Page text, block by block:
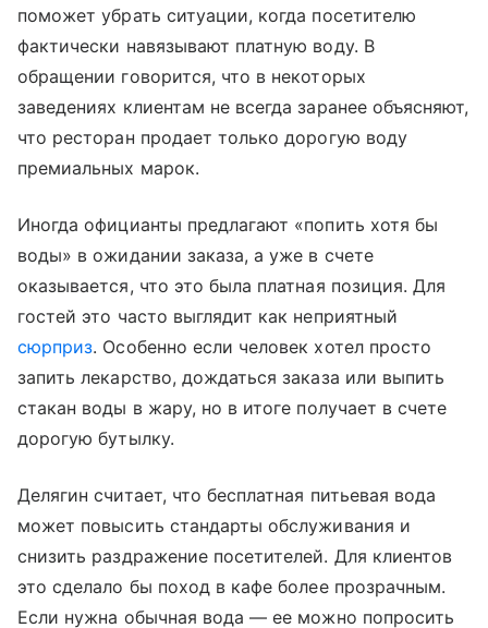
поможет убрать ситуации, когда посетителю
фактически навязывают платную воду. В
обращении говорится, что в некоторых
заведениях клиентам не всегда заранее объясняют,
что ресторан продает только дорогую воду
премиальных марок.
Иногда официанты предлагают «попить хотя бы
воды» в ожидании заказа, а уже в счете
оказывается, что это была платная позиция. Для
гостей это часто выглядит как неприятный
сюрприз. Особенно если человек хотел просто
запить лекарство, дождаться заказа или выпить
стакан воды в жару, но в итоге получает в счете
дорогую бутылку.
Делягин считает, что бесплатная питьевая вода
может повысить стандарты обслуживания и
снизить раздражение посетителей. Для клиентов
это сделало бы поход в кафе более прозрачным.
Если нужна обычная вода — ее можно попросить